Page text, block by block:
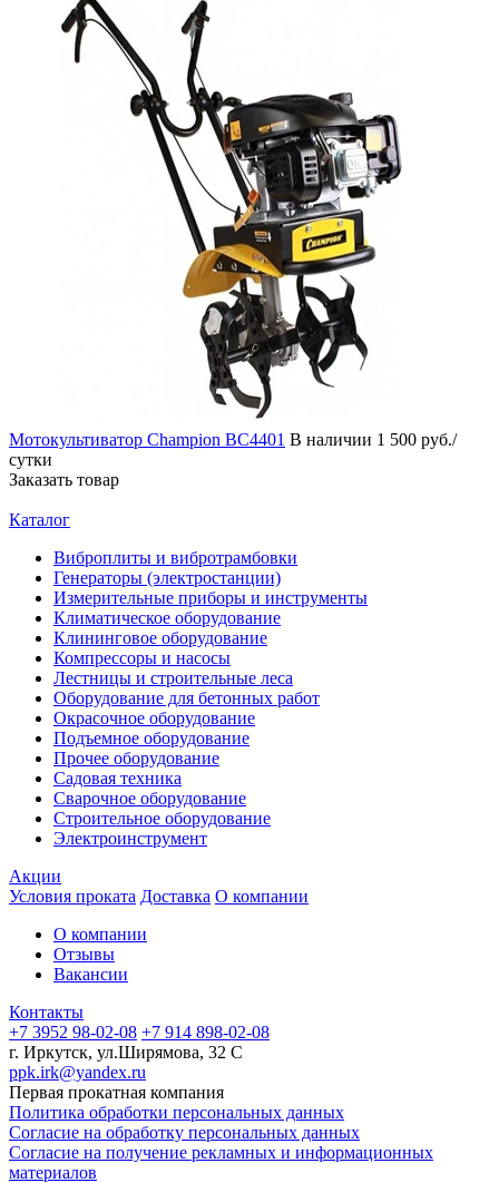
Мотокультиватор Сhampion ВС4401 В наличии 1 500 руб./
сутки
Заказать товар
Каталог
Виброплиты и вибротрамбовки
Генераторы (электростанции)
Измерительные приборы и инструменты
Климатическое оборудование
Клининговое оборудование
Компрессоры и насосы
Лестницы и строительные леса
Оборудование для бетонных работ
Окрасочное оборудование
Подъемное оборудование
Прочее оборудование
Садовая техника
Сварочное оборудование
Строительное оборудование
Электроинструмент
Акции
Условия проката Доставка О компании
О компании
Отзывы
Вакансии
Контакты
+7 3952 98-02-08 +7 914 898-02-08
г. Иркутск, ул.Ширямова, 32 С
ppk.irk@yandex.ru
Первая прокатная компания
Политика обработки персональных данных
Согласие на обработку персональных данных
Согласие на получение рекламных и информационных
материалов